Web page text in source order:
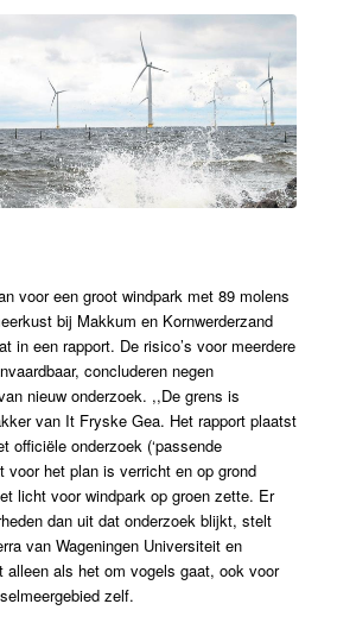
voor een groot windpark met 89 molens
bij Makkum en Kornwerderzand
in een rapport. De risico’s voor meerdere
concluderen negen
nieuw onderzoek. ,,De grens is
van It Fryske Gea. Het rapport plaatst
officiële onderzoek (‘passende
voor het plan is verricht en op grond
licht voor windpark op groen zette. Er
dan uit dat onderzoek blijkt, stelt
van Wageningen Universiteit en
alleen als het om vogels gaat, ook voor
zelf.